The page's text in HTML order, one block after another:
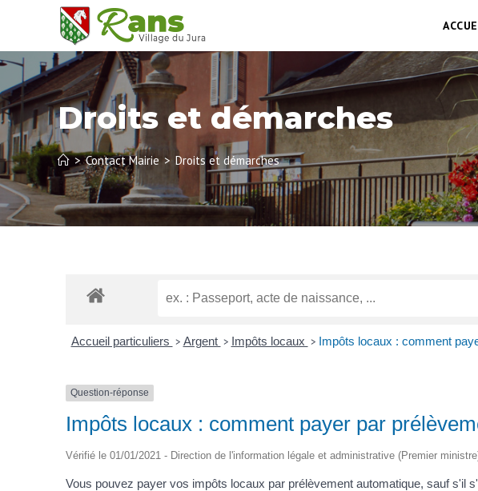
Droits et démarches
> Contact Mairie > Droits et démarches
Accueil particuliers > Argent > Impôts locaux > Impôts locaux : comment
Question-réponse
Impôts locaux : comment payer par
Vérifié le 01/01/2021 - Direction de l'information légale et administrative (Premier
Vous pouvez payer vos impôts locaux par prélèvement automatique, sauf s'il